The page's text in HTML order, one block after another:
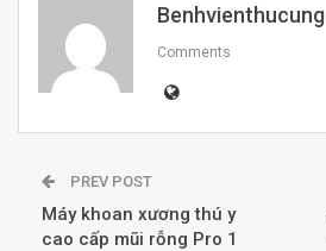
Benhvienthucung
Comments
PREV POST
Máy khoan xương thú y
cao cấp mũi rỗng Pro 1